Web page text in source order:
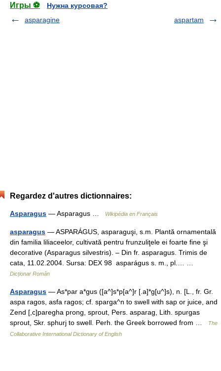
Игры ⚽
Нужна курсовая?
asparagine
aspartam
Regardez d'autres dictionnaires:
Asparagus — Asparagus … Wikipédia en Français
asparagus — ASPARÁGUS, asparaguşi, s.m. Plantă ornamentală
din familia liliaceelor, cultivată pentru frunzuliţele ei foarte fine şi
decorative (Asparagus silvestris). – Din fr. asparagus. Trimis de
cata, 11.02.2004. Sursa: DEX 98 asparágus s. m., pl.… …
Dicționar Român
Asparagus — As*par a*gus ([a^]s*p[a^]r [.a]*g[u^]s), n. [L., fr. Gr.
aspa ragos, asfa ragos; cf. sparga^n to swell with sap or juice, and
Zend [,c]paregha prong, sprout, Pers. asparag, Lith. spurgas
sprout, Skr. sphurj to swell. Perh. the Greek borrowed from …
The
Collaborative International Dictionary of English